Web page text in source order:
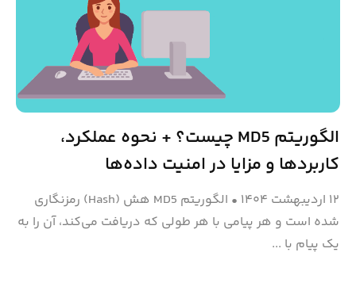
الگوریتم MD5 چیست؟ + نحوه عملکرد،
کاربردها و مزایا در امنیت داده‌ها
۱۲ اردیبهشت ۱۴۰۴ •
الگوریتم MD5 هش (Hash) رمزنگاری
شده است و هر پیامی با هر طولی که دریافت می‌کند، آن را به
یک پیام با ...